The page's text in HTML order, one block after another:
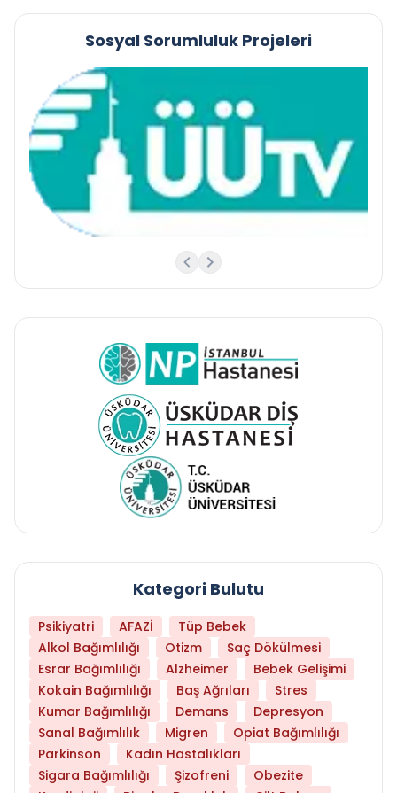
Sosyal Sorumluluk Projeleri
Kategori Bulutu
Psikiyatri AFAZİ
Tüp Bebek
Alkol Bağımlılığı
Otizm
Saç Dökülmesi
Esrar Bağımlılığı
Alzheimer
Bebek Gelişimi
Kokain Bağımlılığı
Baş Ağrıları
Stres
Kumar Bağımlılığı
Demans
Depresyon
Sanal Bağımlılık
Migren
Opiat Bağımlılığı
Parkinson
Kadın Hastalıkları
Sigara Bağımlılığı
Şizofreni
Obezite